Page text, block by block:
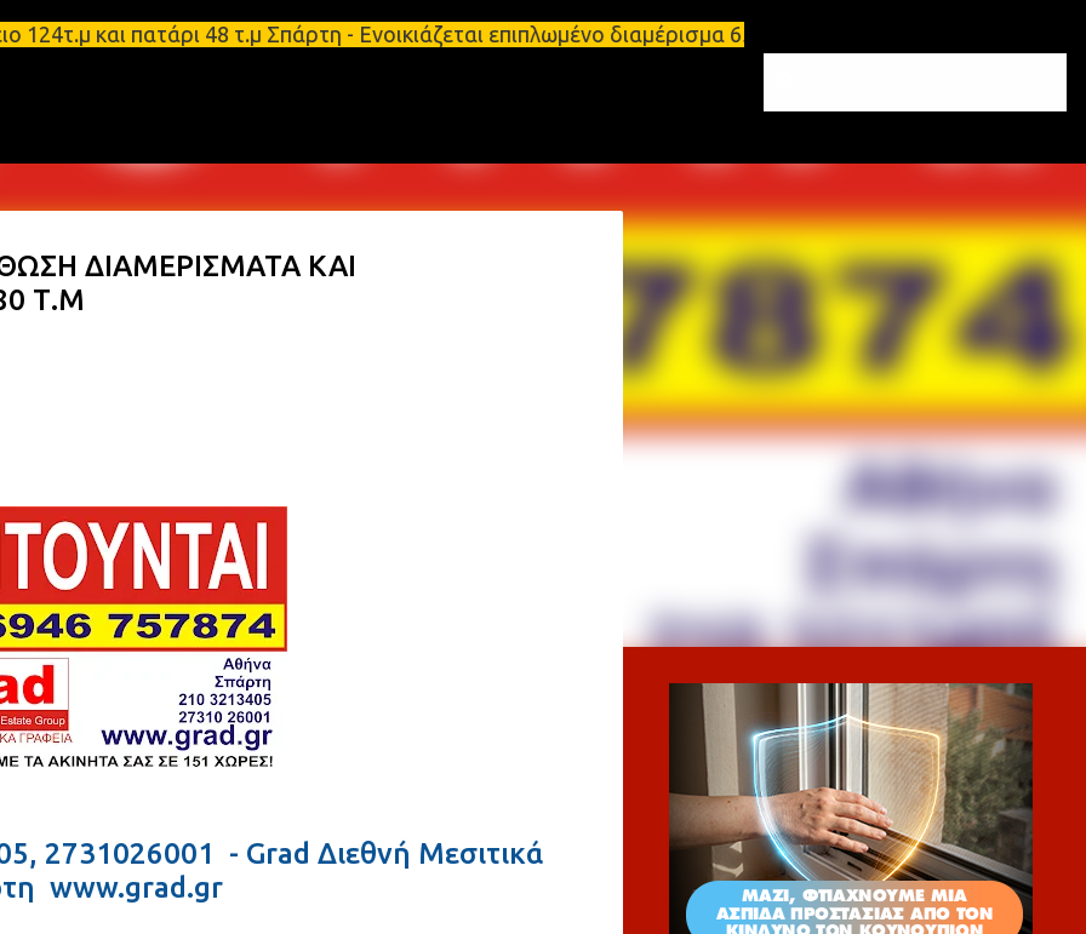
Μετάβαση στο κύριο περιεχόμενο
πατάρι 48 τ.μ Σπάρτη - Ενοικιάζεται επιπλωμένο διαμέρισμα 65τ.μ Σπάρτη - πωλείται
ΔΙΑΜΕΡΙΣΜΑΤΑ ΚΑΙ
Τ.Μ
2731026001 - Grad Διεθνή Μεσιτικά
www.grad.gr